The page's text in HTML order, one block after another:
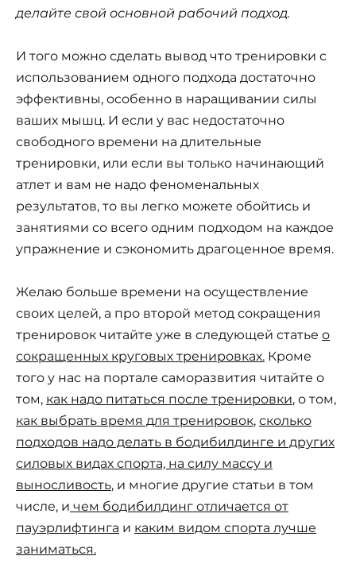
делайте свой основной рабочий подход.
И того можно сделать вывод что тренировки с
использованием одного подхода достаточно
эффективны, особенно в наращивании силы
ваших мышц. И если у вас недостаточно
свободного времени на длительные
тренировки, или если вы только начинающий
атлет и вам не надо феноменальных
результатов, то вы легко можете обойтись и
занятиями со всего одним подходом на каждое
упражнение и сэкономить драгоценное время.
Желаю больше времени на осуществление
своих целей, а про второй метод сокращения
тренировок читайте уже в следующей статье о
сокращенных круговых тренировках. Кроме
того у нас на портале саморазвития читайте о
том, как надо питаться после тренировки, о том,
как выбрать время для тренировок, сколько
подходов надо делать в бодибилдинге и других
силовых видах спорта, на силу массу и
выносливость, и многие другие статьи в том
числе, и чем бодибилдинг отличается от
пауэрлифтинга и каким видом спорта лучше
заниматься.